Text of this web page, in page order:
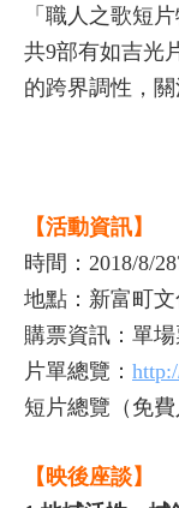
「職人之歌短
共9部有如吉光
的跨界調性，
【活動資訊】
時間：2018/8/
地點：新富町文
購票資訊：單
片單總覽：
短片總覽（免費
【映後座談】